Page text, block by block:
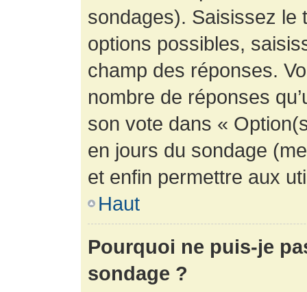
sondages). Saisissez le
options possibles,
champ des réponses.
nombre de réponses
son vote dans «
en jours du sondage
et enfin permettre aux
Haut
Pourquoi ne puis-je
sondage ?